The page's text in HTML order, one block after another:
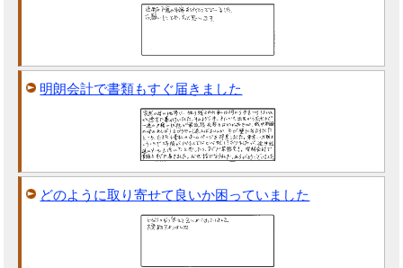
明朗会計で書類もすぐ届きました
どのように取り寄せて良いか困っていました